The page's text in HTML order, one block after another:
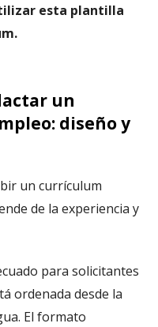
esta plantilla
un
diseño y
un currículum
de la experiencia y
para solicitantes
ordenada desde la
El formato